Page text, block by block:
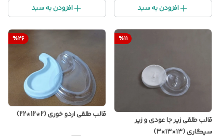
افزودن به سبد افزودن به سبد
%11
قالب طلقی زیر جا عودی و زیر
سیگاری (۱۳×۱۳×۳)
%26
قالب طلقی اردو خوری (2*12*22)